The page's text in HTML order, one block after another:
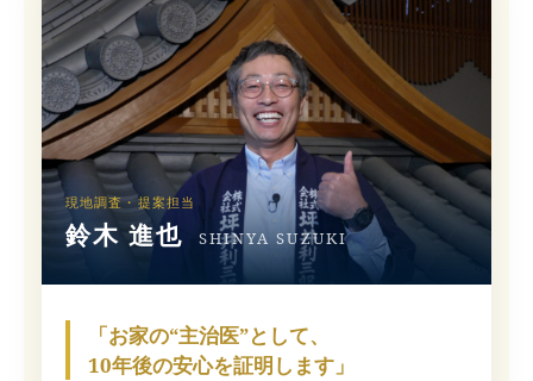
現地調査・提案担当
鈴木 進也 SHINYA SUZUKI
「お家の“主治医”として、
10年後の安心を証明します」